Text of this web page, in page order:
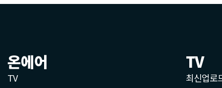
온에어
TV
TV
최신업로